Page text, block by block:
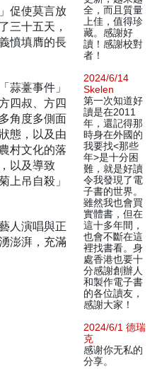
促使莫言放
三十五天，
憤填膺的長
蒜薹事件」
四叔、方四
角度多側面
態，以及由
村文化的落
以及導致
上吊自殺」
人演唱與正
澎湃，充滿
全，而且質量
上佳，值得珍
藏。感謝好
讀！感謝校對
者！
2024/6/14
Skelen
第一次知道好
讀是在2011
年，還記得那
時身在外國的
我要找<那些
年>是十分困
難，就是好讀
令我發現了電
子書的世界。
雖然我也會買
實體書，但在
這十多年間，
也會不斷在這
裡找書看。身
處香港也要十
分感謝創辦人
和製作電子書
的各位讀友，
感謝大家！
2024/6/1 德瑞
克
感谢你无私的
分享。